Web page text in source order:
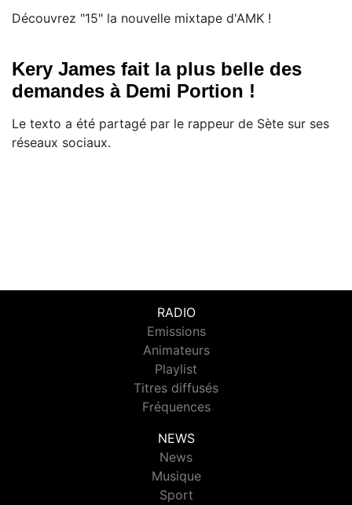
Découvrez "15" la nouvelle mixtape d'AMK !
Kery James fait la plus belle des
demandes à Demi Portion !
Le texto a été partagé par le rappeur de Sète sur ses
réseaux sociaux.
RADIO
Emissions
Animateurs
Playlist
Titres diffusés
Fréquences
NEWS
News
Musique
Sport